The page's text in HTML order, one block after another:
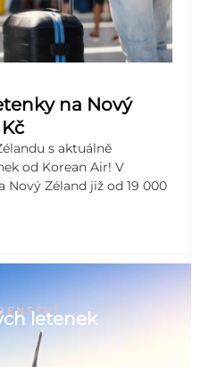
na Nový
s aktuálně
od Korean Air! V
Zéland již od 19 000
letenek